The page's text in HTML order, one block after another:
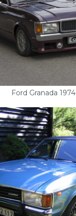
Ford Granada 1974